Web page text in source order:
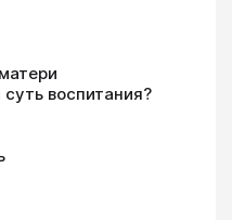
воспитания?